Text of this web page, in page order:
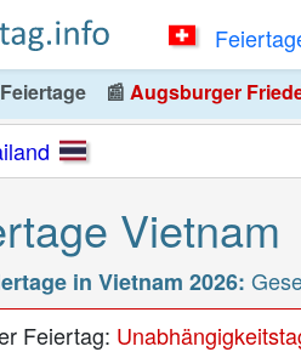
📰 Augsburger
Vietnam
in Vietnam 2026:
Feiertag: